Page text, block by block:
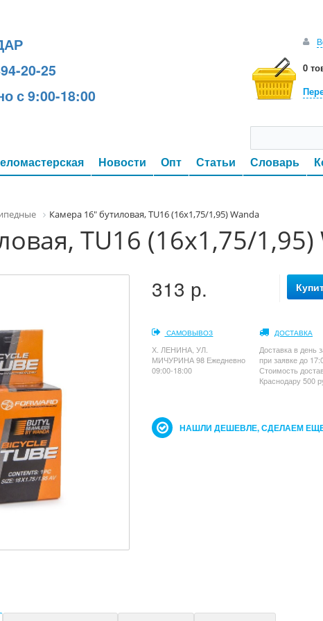
20-25
с 9:00-18:00
0
Новости Опт Статьи Словарь
Камера 16" бутиловая, TU16 (16х1,75/1,95) Wanda
TU16 (16х1,75/1,95)
313 р.
САМОВЫВОЗ
Х. ЛЕНИНА, УЛ.
МИЧУРИНА 98 Ежедневно
09:00-18:00
ДОСТАВКА
Доставка в день
при заявке до
Стоимость
Краснодару 500
НАШЛИ ДЕШЕВЛЕ, СДЕЛАЕМ